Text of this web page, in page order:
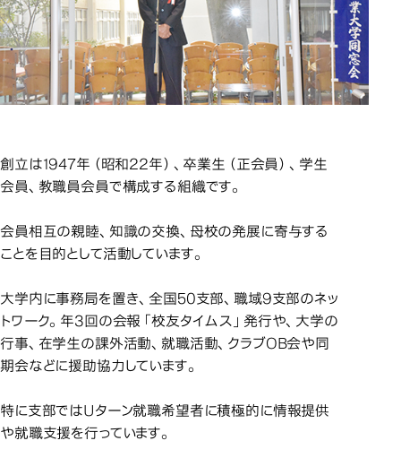
創立は1947年（昭和22年）、卒業生（正会員）、学生
会員、教職員会員で構成する組織です。
会員相互の親睦、知識の交換、母校の発展に寄与する
ことを目的として活動しています。
大学内に事務局を置き、全国50支部、職域9支部のネッ
トワーク。年3回の会報「校友タイムス」発行や、大学の
行事、在学生の課外活動、就職活動、クラブOB会や同
期会などに援助協力しています。
特に支部ではUターン就職希望者に積極的に情報提供
や就職支援を行っています。